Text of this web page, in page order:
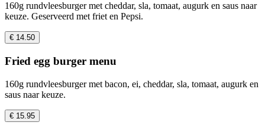
160g rundvleesburger met cheddar, sla, tomaat, augurk en saus naar
keuze. Geserveerd met friet en Pepsi.
€ 14.50
Fried egg burger menu
160g rundvleesburger met bacon, ei, cheddar, sla, tomaat, augurk en
saus naar keuze.
€ 15.95